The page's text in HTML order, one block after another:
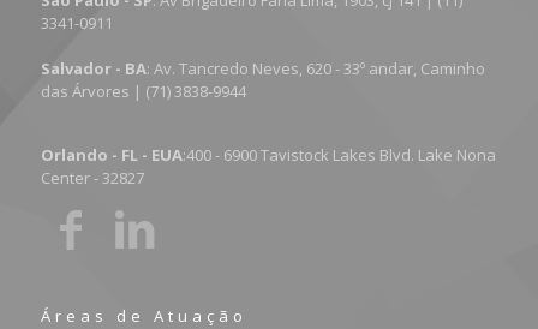
3341-0911
Salvador - BA: Av. Tancredo Neves, 620 - 33º andar, Caminho
das Árvores | (71) 3838-9944
Orlando - FL - EUA:400 - 6900 Tavistock Lakes Blvd. Lake Nona
Center - 32827
Áreas de Atuação